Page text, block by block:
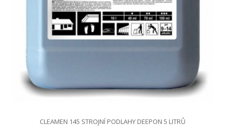
CLEAMEN 145 STROJNÍ PODLAHY DEEPON 5 LITRŮ